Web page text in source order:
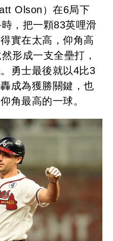
Olson）在6局下
，把一顆83英哩滑
實在太高，仰角高
形成一支全壘打，
勇士最後就以4比3
成為獲勝關鍵，也
角最高的一球。